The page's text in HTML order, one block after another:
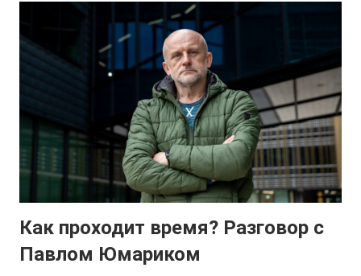
Как проходит время? Разговор с
Павлом Юмариком